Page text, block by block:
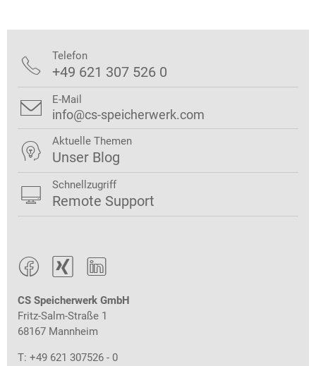
  
CS Speicherwerk GmbH
Fritz-Salm-Straße 1
68167 Mannheim
T: +49 621 307526 - 0
 Telefon
+49 621 307 526 0
 E-Mail
info@cs-speicherwerk.com
 Aktuelle Themen
Unser Blog
 Schnellzugriff
Remote Support